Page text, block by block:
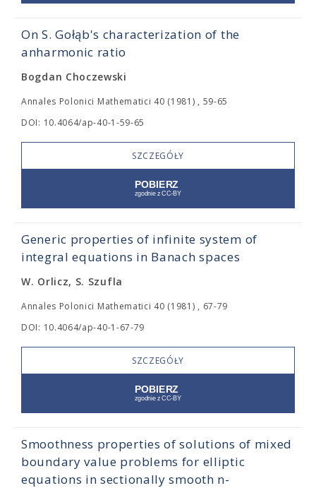
On S. Gołąb's characterization of the
anharmonic ratio
Bogdan Choczewski
Annales Polonici Mathematici 40 (1981) , 59-65
DOI: 10.4064/ap-40-1-59-65
SZCZEGÓŁY
Generic properties of infinite system of
integral equations in Banach spaces
W. Orlicz, S. Szufla
Annales Polonici Mathematici 40 (1981) , 67-79
DOI: 10.4064/ap-40-1-67-79
SZCZEGÓŁY
Smoothness properties of solutions of mixed
boundary value problems for elliptic
equations in sectionally smooth n-